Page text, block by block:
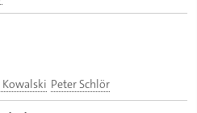
Kowalski Peter Schlör